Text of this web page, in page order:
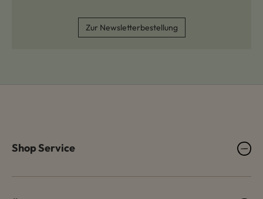
Zur Newsletterbestellung
Shop Service